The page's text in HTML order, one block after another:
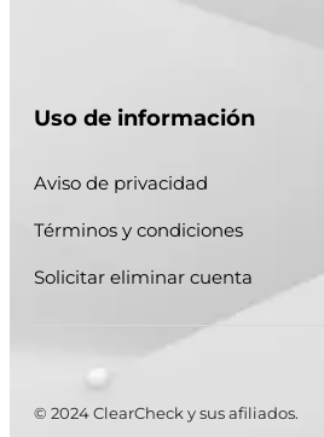
Uso de información
Aviso de privacidad
Términos y condiciones
Solicitar eliminar cuenta
© 2024 ClearCheck y sus afiliados.